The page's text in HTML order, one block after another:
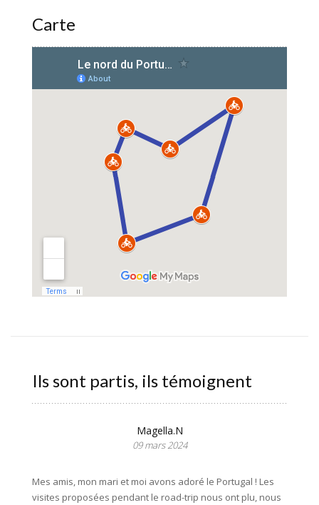
Carte
Ils sont partis, ils témoignent
Magella.N
09 mars 2024
Mes amis, mon mari et moi avons adoré le Portugal ! Les
visites proposées pendant le road-trip nous ont plu, nous